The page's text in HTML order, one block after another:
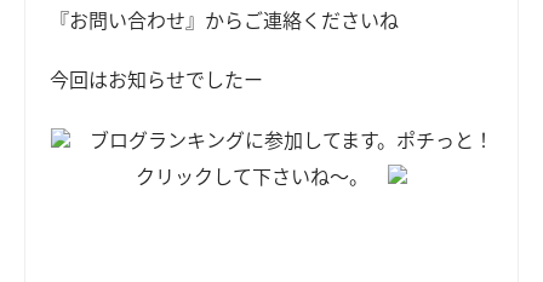
『お問い合わせ』からご連絡くださいね
今回はお知らせでしたー
ブログランキングに参加してます。ポチっと！
クリックして下さいね～。